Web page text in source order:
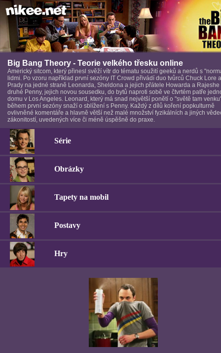
Big Bang Theory - Teorie velkého třesku online
Americký sitcom, který přinesl svěží vítr do tématu soužití geeků a nerdů s
lidmi. Po vzoru například první sezóny IT Crowd přivádí duo tvůrců Chuck Lore
Prady na jedné straně Leonarda, Sheldona a jejich přátele Howarda a Rajeshe
druhé Penny, jejich novou sousedku, do bytů naproti sobě ve čtvrtém patře
domu v Los Angeles. Leonard, který má snad největší ponětí o "světě tam
během první sezóny snaží o sblížení s Penny. Každý z dílů koření popkulturně
ovlivněné komentáře a hlavně větší než malé množství fyzikálních a jiných
zákonitostí, uvedených více či méně úspěšně do praxe.
Série
Obrázky
Tapety na mobil
Postavy
Hry